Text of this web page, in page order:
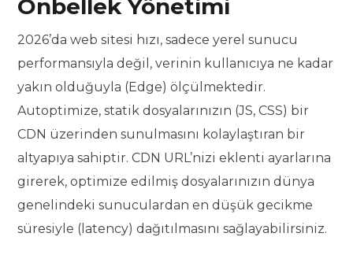
Önbellek Yönetimi
2026’da web sitesi hızı, sadece yerel sunucu
performansıyla değil, verinin kullanıcıya ne kadar
yakın olduğuyla (Edge) ölçülmektedir.
Autoptimize, statik dosyalarınızın (JS, CSS) bir
CDN üzerinden sunulmasını kolaylaştıran bir
altyapıya sahiptir. CDN URL’nizi eklenti ayarlarına
girerek, optimize edilmiş dosyalarınızın dünya
genelindeki sunuculardan en düşük gecikme
süresiyle (latency) dağıtılmasını sağlayabilirsiniz.